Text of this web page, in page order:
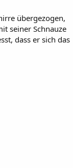
übergezogen,
seiner Schnauze
dass er sich das